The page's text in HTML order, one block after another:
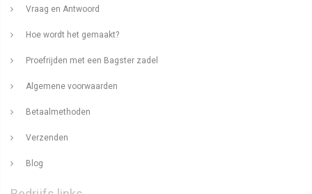
Vraag en Antwoord
Hoe wordt het gemaakt?
Proefrijden met een Bagster zadel
Algemene voorwaarden
Betaalmethoden
Verzenden
Blog